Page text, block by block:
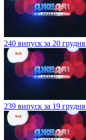
240 випуск за 20
239 випуск за 19